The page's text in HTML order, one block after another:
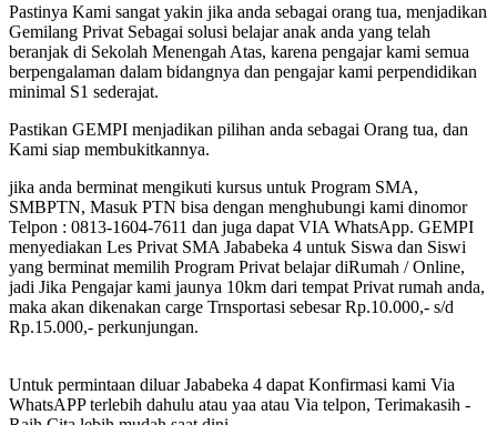
Pastinya Kami sangat yakin jika anda sebagai orang tua, menjadikan
Gemilang Privat Sebagai solusi belajar anak anda yang telah
beranjak di Sekolah Menengah Atas, karena pengajar kami semua
berpengalaman dalam bidangnya dan pengajar kami perpendidikan
minimal S1 sederajat.
Pastikan GEMPI menjadikan pilihan anda sebagai Orang tua, dan
Kami siap membukitkannya.
jika anda berminat mengikuti kursus untuk Program SMA,
SMBPTN, Masuk PTN bisa dengan menghubungi kami dinomor
Telpon : 0813-1604-7611 dan juga dapat VIA WhatsApp. GEMPI
menyediakan Les Privat SMA Jababeka 4 untuk Siswa dan Siswi
yang berminat memilih Program Privat belajar diRumah / Online,
jadi Jika Pengajar kami jaunya 10km dari tempat Privat rumah anda,
maka akan dikenakan carge Trnsportasi sebesar Rp.10.000,- s/d
Rp.15.000,- perkunjungan.
Untuk permintaan diluar Jababeka 4 dapat Konfirmasi kami Via
WhatsAPP terlebih dahulu atau yaa atau Via telpon, Terimakasih -